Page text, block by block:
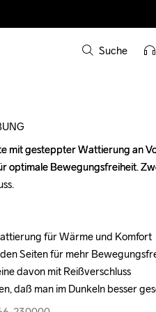
Suche
mit gesteppter Wattierung an
optimale Bewegungsfreiheit.
für Wärme und Komfort
den Seiten für mehr
davon mit Reißverschluss
daß man im Dunkeln besser
mit gesteppter Wattierung an
optimale Bewegungsfreiheit.
für Wärme und Komfort
den Seiten für mehr
davon mit Reißverschluss
daß man im Dunkeln besser